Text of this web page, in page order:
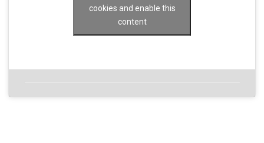
cookies and enable this
content